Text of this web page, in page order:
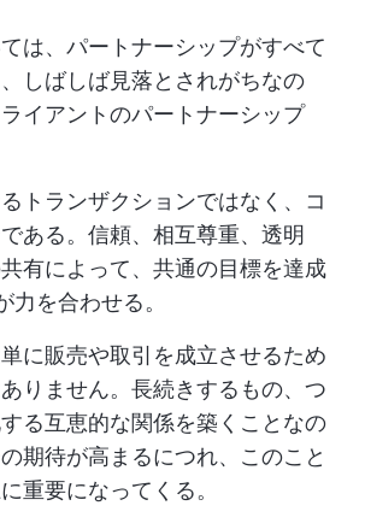
は、パートナーシップがすべて
しばしば見落とされがちなの
イアントのパートナーシップ
トランザクションではなく、コ
ある。信頼、相互尊重、透明
有によって、共通の目標を達成
を合わせる。
に販売や取引を成立させるため
りません。長続きするもの、つ
る互恵的な関係を築くことなの
期待が高まるにつれ、このこと
重要になってくる。